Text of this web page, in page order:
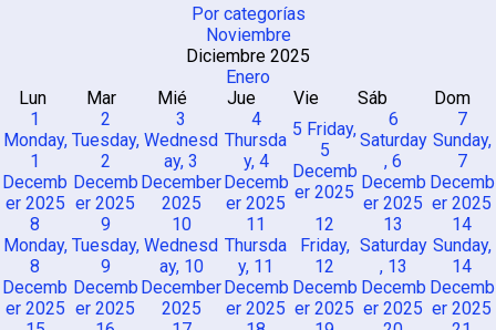
Por categorías
Noviembre
Diciembre 2025
Enero
Lun
Mar Mié Jue Vie Sáb
Dom
1
Monday,
1
Decemb
er 2025
2
Tuesday,
2
Decemb
er 2025
3
Wednesd
ay, 3
December
2025
4
Thursda
y, 4
Decemb
er 2025
5 Friday,
5
Decemb
er 2025
6
Saturday
, 6
Decemb
er 2025
7
Sunday,
7
Decemb
er 2025
8
Monday,
8
Decemb
er 2025
9
Tuesday,
9
Decemb
er 2025
10
Wednesd
ay, 10
December
2025
11
Thursda
y, 11
Decemb
er 2025
12
Friday,
12
Decemb
er 2025
13
Saturday
, 13
Decemb
er 2025
14
Sunday,
14
Decemb
er 2025